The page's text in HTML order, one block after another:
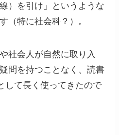
）を引け」というような
（特に社会科？）。
社会人が自然に取り入
問を持つことなく、読書
して長く使ってきたので